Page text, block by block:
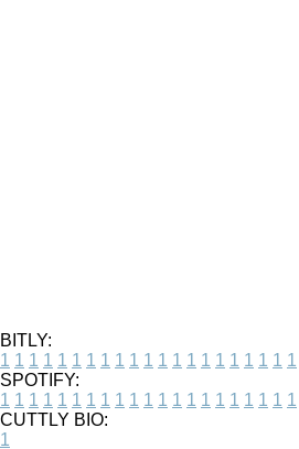
BITLY:
1 1 1 1 1 1 1 1 1 1 1 1 1 1 1 1 1 1 1 1 1
SPOTIFY:
1 1 1 1 1 1 1 1 1 1 1 1 1 1 1 1 1 1 1 1 1
CUTTLY BIO:
1